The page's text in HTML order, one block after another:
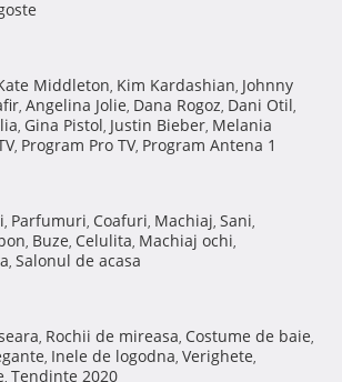
Middleton, Kim Kardashian, Johnny
, Angelina Jolie, Dana Rogoz, Dani Otil,
, Gina Pistol, Justin Bieber, Melania
, Program Pro TV, Program Antena 1
, Parfumuri, Coafuri, Machiaj, Sani,
, Buze, Celulita, Machiaj ochi,
, Salonul de acasa
, Rochii de mireasa, Costume de baie,
, Inele de logodna, Verighete,
, Tendinte 2020